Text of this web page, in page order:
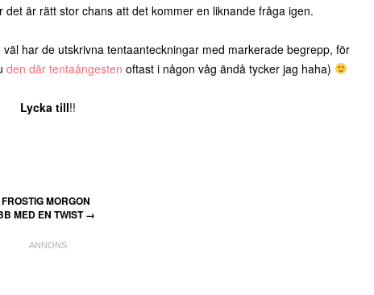
är rätt stor chans att det kommer en liknande fråga igen.
har de utskrivna tentaanteckningar med markerade begrepp, för
den där tentaångesten oftast i någon våg ändå tycker jag haha)
Lycka till!!
MORGON
MED EN TWIST→